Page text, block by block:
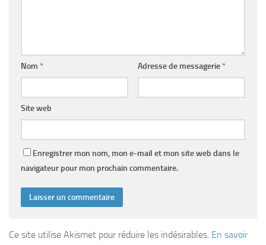
Nom * Adresse de messagerie*
Site web
Enregistrer mon nom, mon e-mail et mon site web dans le
navigateur pour mon prochain commentaire.
Ce site utilise Akismet pour réduire les indésirables. En savoir